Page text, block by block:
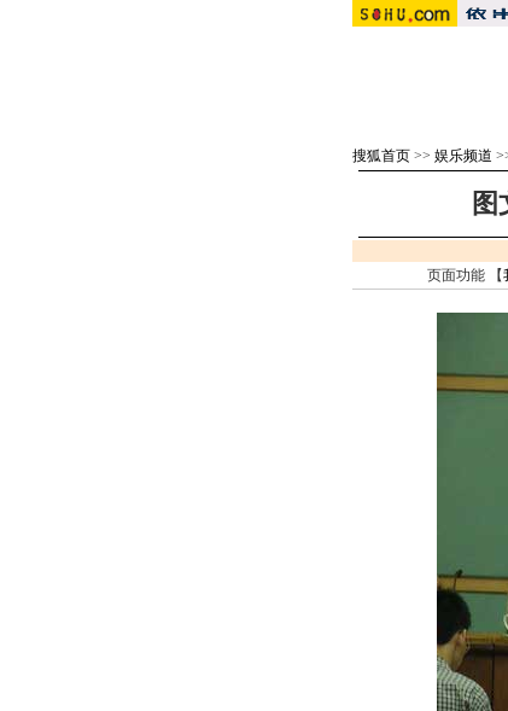
搜狐首页 >> 娱乐频道
页面功能 【